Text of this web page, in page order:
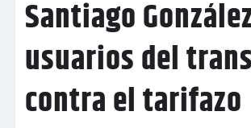
Santiago
usuarios del
contra el tarifazo